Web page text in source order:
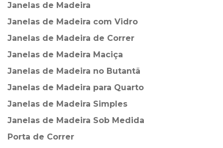
Janelas de Madeira
Janelas de Madeira com Vidro
Janelas de Madeira de Correr
Janelas de Madeira Maciça
Janelas de Madeira no Butantã
Janelas de Madeira para Quarto
Janelas de Madeira Simples
Janelas de Madeira Sob Medida
Porta de Correr